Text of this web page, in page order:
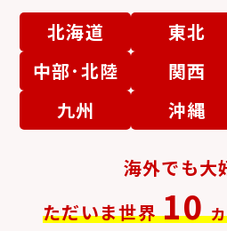
工業用レアメタル
北海道 東北
中部･北陸
関西
九州
沖縄
海外でも大
ただいま世界 10